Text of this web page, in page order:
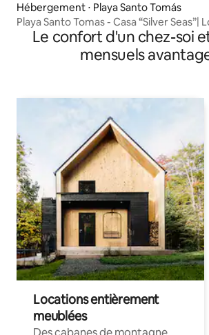
Hébergement ⋅ Playa Santo Tomás
Playa Santo Tomas - Casa “Silver Seas”|
Le confort d'un chez-soi
mensuels
Locations entièrement
meublées